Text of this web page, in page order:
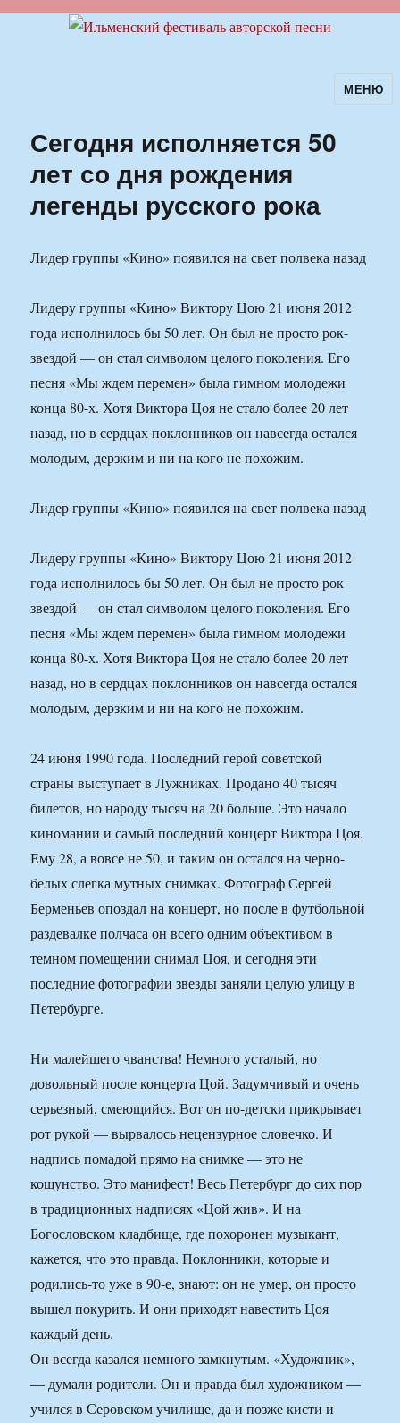
Ильменский фестиваль авторскойМЕНЮ
Сегодня исполняется 50
лет со дня рождения
легенды русского рока
Лидер группы «Кино» появился на свет полвека назад
Лидеру группы «Кино» Виктору Цою 21 июня 2012
года исполнилось бы 50 лет. Он был не просто рок-
звездой — он стал символом целого поколения. Его
песня «Мы ждем перемен» была гимном молодежи
конца 80-х. Хотя Виктора Цоя не стало более 20 лет
назад, но в сердцах поклонников он навсегда остался
молодым, дерзким и ни на кого не похожим.
Лидер группы «Кино» появился на свет полвека назад
Лидеру группы «Кино» Виктору Цою 21 июня 2012
года исполнилось бы 50 лет. Он был не просто рок-
звездой — он стал символом целого поколения. Его
песня «Мы ждем перемен» была гимном молодежи
конца 80-х. Хотя Виктора Цоя не стало более 20 лет
назад, но в сердцах поклонников он навсегда остался
молодым, дерзким и ни на кого не похожим.
24 июня 1990 года. Последний герой советской
страны выступает в Лужниках. Продано 40 тысяч
билетов, но народу тысяч на 20 больше. Это начало
киномании и самый последний концерт Виктора Цоя.
Ему 28, а вовсе не 50, и таким он остался на черно-
белых слегка мутных снимках. Фотограф Сергей
Берменьев опоздал на концерт, но после в футбольной
раздевалке полчаса он всего одним объективом в
темном помещении снимал Цоя, и сегодня эти
последние фотографии звезды заняли целую улицу в
Петербурге.
Ни малейшего чванства! Немного усталый, но
довольный после концерта Цой. Задумчивый и очень
серьезный, смеющийся. Вот он по-детски прикрывает
рот рукой — вырвалось нецензурное словечко. И
надпись помадой прямо на снимке — это не
кощунство. Это манифест! Весь Петербург до сих пор
в традиционных надписях «Цой жив». И на
Богословском кладбище, где похоронен музыкант,
кажется, что это правда. Поклонники, которые и
родились-то уже в 90-е, знают: он не умер, он просто
вышел покурить. И они приходят навестить Цоя
каждый день.
Он всегда казался немного замкнутым. «Художник»,
— думали родители. Он и правда был художником —
учился в Серовском училище, да и позже кисти и